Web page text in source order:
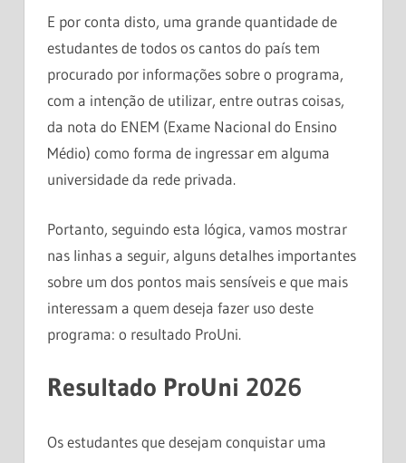
E por conta disto, uma grande quantidade de
estudantes de todos os cantos do país tem
procurado por informações sobre o programa,
com a intenção de utilizar, entre outras coisas,
da nota do ENEM (Exame Nacional do Ensino
Médio) como forma de ingressar em alguma
universidade da rede privada.
Portanto, seguindo esta lógica, vamos mostrar
nas linhas a seguir, alguns detalhes importantes
sobre um dos pontos mais sensíveis e que mais
interessam a quem deseja fazer uso deste
programa: o resultado ProUni.
Resultado ProUni 2026
Os estudantes que desejam conquistar uma